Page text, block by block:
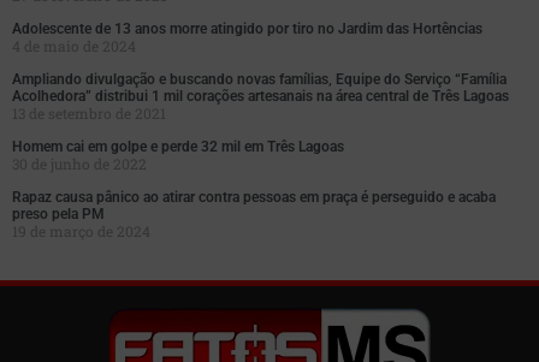
Adolescente de 13 anos morre atingido por tiro no Jardim das Hortências
4 de maio de 2024
Ampliando divulgação e buscando novas famílias, Equipe do Serviço “Família
Acolhedora” distribui 1 mil corações artesanais na área central de Três Lagoas
13 de setembro de 2021
Homem cai em golpe e perde 32 mil em Três Lagoas
30 de junho de 2022
Rapaz causa pânico ao atirar contra pessoas em praça é perseguido e acaba
preso pela PM
19 de março de 2024